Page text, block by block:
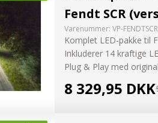
Fendt SCR
Varenummer: VP-
Komplet LED-pakke til
Inkluderer 14 kraftige
Plug & Play med
8 329,95 DKK